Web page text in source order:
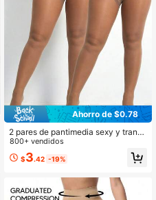
Ahorro de $0.78
2 pares de pantimedia sexy y transp
arente de 30D para mujer, minimalis
ta y de moda
800+ vendidos
$3.42 -19%